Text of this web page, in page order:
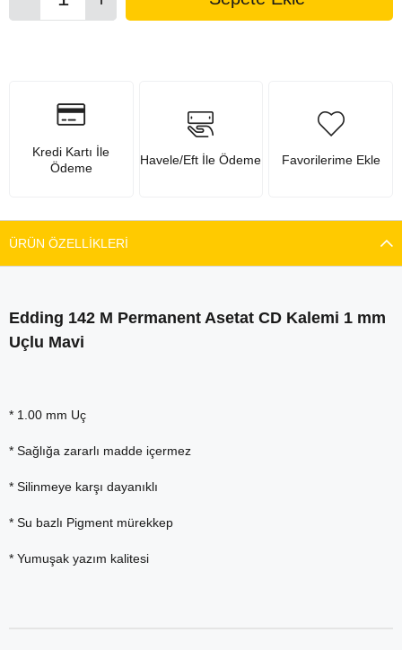
Kredi Kartı İle
Ödeme
Havele/Eft İle Ödeme Favorilerime Ekle
ÜRÜN ÖZELLIKLERI
Edding 142 M Permanent Asetat CD Kalemi 1 mm
Uçlu Mavi
* 1.00 mm Uç
* Sağlığa zararlı madde içermez
* Silinmeye karşı dayanıklı
* Su bazlı Pigment mürekkep
* Yumuşak yazım kalitesi